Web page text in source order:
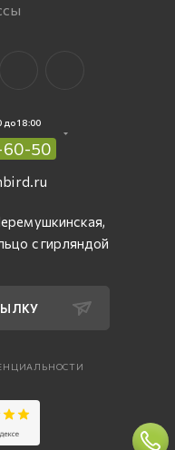
до 18:00
60-50
с гирляндой